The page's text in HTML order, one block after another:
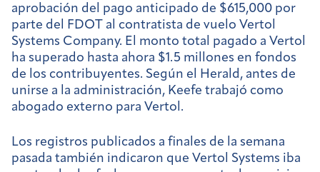
aprobación del pago anticipado de $615,000 por
parte del FDOT al contratista de vuelo Vertol
Systems Company. El monto total pagado a Vertol
ha superado hasta ahora $1.5 millones en fondos
de los contribuyentes. Según el Herald, antes de
unirse a la administración, Keefe trabajó como
abogado externo para Vertol.
Los registros publicados a finales de la semana
pasada también indicaron que Vertol Systems iba